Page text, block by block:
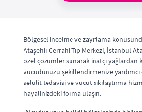
Bölgesel incelme ve zayıflama
Ataşehir Cerrahi Tıp Merkezi, İstanbul
özel çözümler sunarak inatçı yağlardan
vücudunuzu şekillendirmenize yardımcı
selülit tedavisi ve vücut sıkılaştırma
hayalinizdeki forma ulaşın.